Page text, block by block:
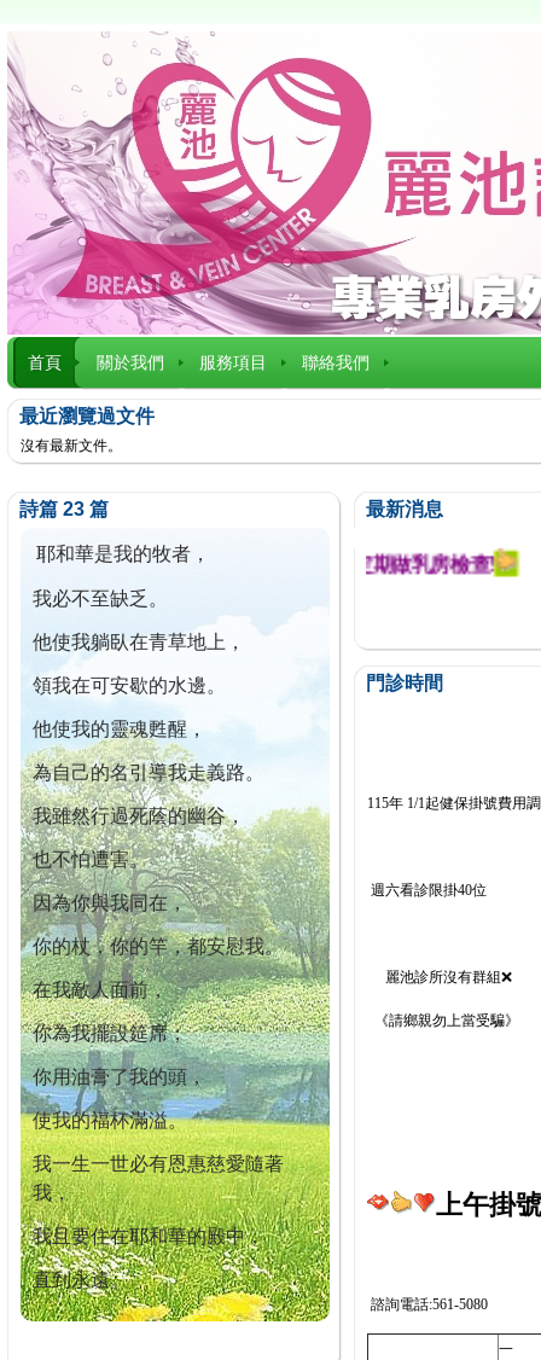
首頁 關於我們 服務項目 聯絡我們
最近瀏覽過文件
沒有最新文件。
詩篇 23 篇
耶和華是我的牧者，
我必不至缺乏。
他使我躺臥在青草地上，
領我在可安歇的水邊。
他使我的靈魂甦醒，
為自己的名引導我走義路。
我雖然行過死蔭的幽谷，
也不怕遭害。
因為你與我同在，
你的杖，你的竿，都安慰我。
在我敵人面前，
你為我擺設筵席；
你用油膏了我的頭，
使我的福杯滿溢。
我一生一世必有恩惠慈愛隨著
我，
我且要住在耶和華的殿中，
直到永遠。
最新消息
今已篩檢出1700位乳癌患者,提醒您定期做乳房檢查!
門診時間
115年 1/1起健保掛號費用
週六看診限掛40位
麗池診所沒有群組❌
《請鄉親勿上當受騙》
上午掛
諮詢電話:561-5080
一